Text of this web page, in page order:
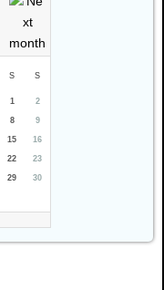
S S
1 2
8 9
15 16
22 23
29 30